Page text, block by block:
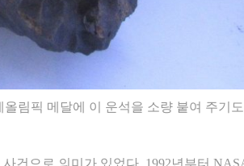
림픽 메달에 이 운석을 소량 붙여 주기
건으로 의미가 있었다. 1992년부터